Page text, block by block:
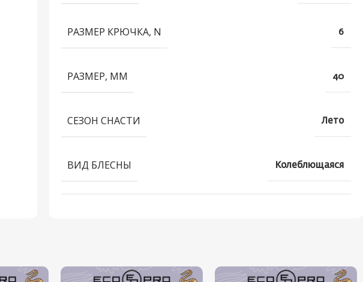
РАЗМЕР КРЮЧКА, N 6
РАЗМЕР, ММ 40
СЕЗОН СНАСТИ Лето
ВИД БЛЕСНЫ Колеблющаяся